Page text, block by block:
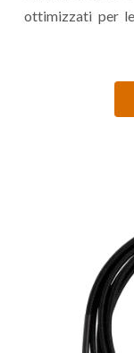
ottimizzati per
dando vita a
musicale, dal